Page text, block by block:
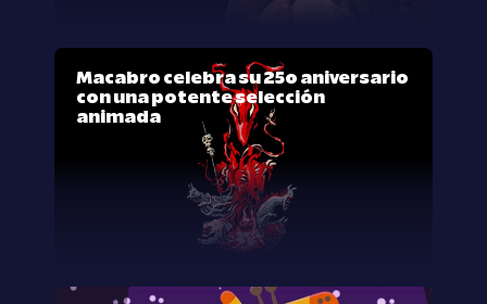
Macabro celebra su 25º aniversario
con una potente selección
animada